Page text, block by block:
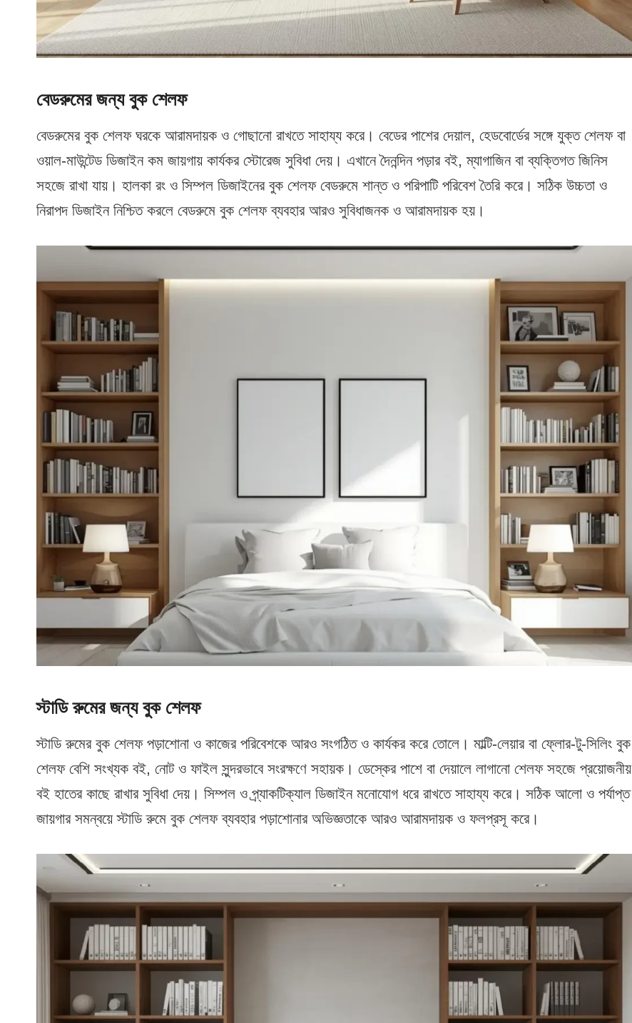
বেডরুমের জন্য বুক শেলফ
বেডরুমের বুক শেলফ ঘরকে আরামদায়ক ও গোছানো রাখতে সাহায্য করে। বেডের পাশের দেয়াল, হেডবোর্ডের সঙ্গে যুক্ত শেলফ বা
ওয়াল-মাউন্টেড ডিজাইন কম জায়গায় কার্যকর স্টোরেজ সুবিধা দেয়। এখানে দৈনন্দিন পড়ার বই, ম্যাগাজিন বা ব্যক্তিগত জিনিস
সহজে রাখা যায়। হালকা রং ও সিম্পল ডিজাইনের বুক শেলফ বেডরুমে শান্ত ও পরিপাটি পরিবেশ তৈরি করে। সঠিক উচ্চতা ও
নিরাপদ ডিজাইন নিশ্চিত করলে বেডরুমে বুক শেলফ ব্যবহার আরও সুবিধাজনক ও আরামদায়ক হয়।
স্টাডি রুমের জন্য বুক শেলফ
স্টাডি রুমের বুক শেলফ পড়াশোনা ও কাজের পরিবেশকে আরও সংগঠিত ও কার্যকর করে তোলে। মাল্টি-লেয়ার বা ফ্লোর-টু-সিলিং বুক
শেলফ বেশি সংখ্যক বই, নোট ও ফাইল সুন্দরভাবে সংরক্ষণে সহায়ক। ডেস্কের পাশে বা দেয়ালে লাগানো শেলফ সহজে প্রয়োজনীয়
বই হাতের কাছে রাখার সুবিধা দেয়। সিম্পল ও প্র্যাকটিক্যাল ডিজাইন মনোযোগ ধরে রাখতে সাহায্য করে। সঠিক আলো ও পর্যাপ্ত
জায়গার সমন্বয়ে স্টাডি রুমে বুক শেলফ ব্যবহার পড়াশোনার অভিজ্ঞতাকে আরও আরামদায়ক ও ফলপ্রসূ করে।